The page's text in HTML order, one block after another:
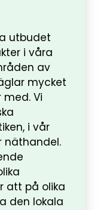
utbudet
i våra
av
mycket
Vi
i vår
näthandel.
att på olika
den lokala